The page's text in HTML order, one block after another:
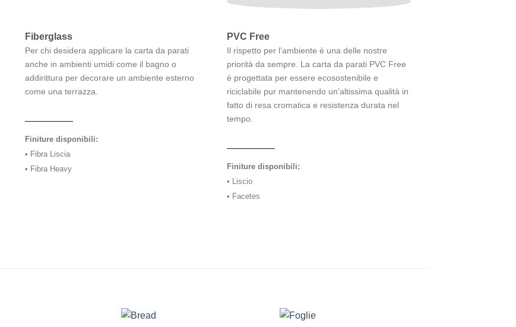
Fiberglass
Per chi desidera applicare la carta da parati
anche in ambienti umidi come il bagno o
addirittura per decorare un ambiente esterno
come una terrazza.
Finiture disponibili:
• Fibra Liscia
• Fibra Heavy
PVC Free
Il rispetto per l’ambiente è una delle nostre
priorità da sempre. La carta da parati PVC Free
è progettata per essere ecosostenibile e
riciclabile pur mantenendo un’altissima qualità in
fatto di resa cromatica e resistenza durata nel
tempo.
Finiture disponibili:
• Liscio
• Facetes